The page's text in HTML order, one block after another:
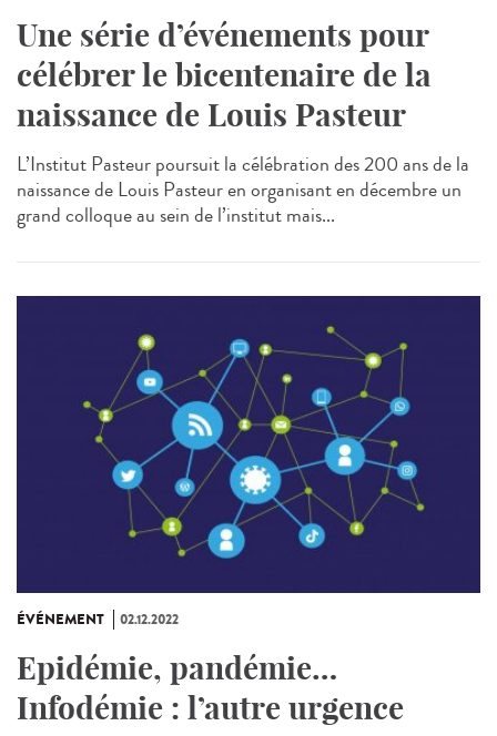
Une série d’événements pour
célébrer le bicentenaire de la
naissance de Louis Pasteur
L’Institut Pasteur poursuit la célébration des 200 ans de la
naissance de Louis Pasteur en organisant en décembre un
grand colloque au sein de l’institut mais...
ÉVÉNEMENT 02.12.2022
Epidémie, pandémie…
Infodémie : l’autre urgence